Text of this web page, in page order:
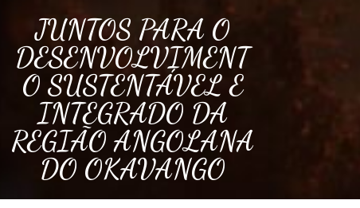
JUNTOS PARA O
DESENVOLVIMENT
O SUSTENTÁVEL E
INTEGRADO DA
REGIÃO ANGOLANA
DO OKAVANGO